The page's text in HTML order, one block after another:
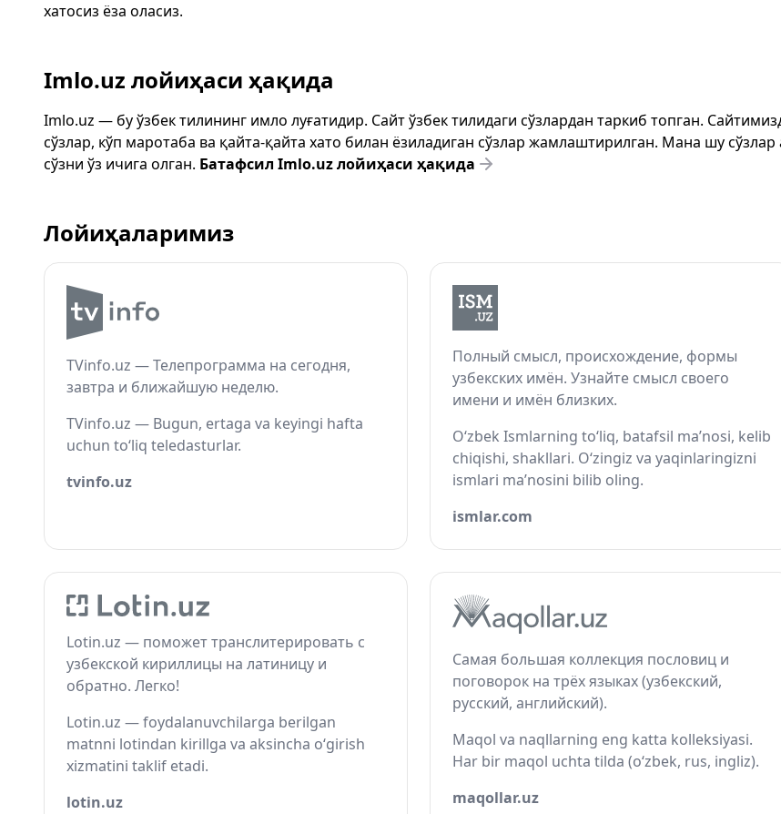
хатосиз ёза оласиз.
Imlo.uz лойиҳаси ҳақида
Imlo.uz — бу ўзбек тилининг имло луғатидир. Сайт ўзбек тилидаги сўзлардан таркиб топган.
сўзлар, кўп маротаба ва қайта-қайта хато билан ёзиладиган сўзлар жамлаштирилган. Мана шу
сўзни ўз ичига олган. Батафсил Imlo.uz лойиҳаси ҳақида
Лойиҳаларимиз
TVinfo.uz — Телепрограмма на сегодня,
завтра и ближайшую неделю.
TVinfo.uz — Bugun, ertaga va keyingi hafta
uchun to‘liq teledasturlar.
tvinfo.uz
Полный смысл, происхождение, формы
узбекских имён. Узнайте смысл своего
имени и имён близких.
O‘zbek Ismlarning to‘liq, batafsil ma’nosi, kelib
chiqishi, shakllari. O‘zingiz va yaqinlaringizni
ismlari ma’nosini bilib oling.
ismlar.com
Lotin.uz — поможет транслитерировать с
узбекской кириллицы на латиницу и
обратно. Легко!
Lotin.uz — foydalanuvchilarga berilgan
matnni lotindan kirillga va aksincha o‘girish
xizmatini taklif etadi.
lotin.uz
Самая большая коллекция пословиц и
поговорок на трёх языках (узбекский,
русский, английский).
Maqol va naqllarning eng katta kolleksiyasi.
Har bir maqol uchta tilda (o‘zbek, rus, ingliz).
maqollar.uz